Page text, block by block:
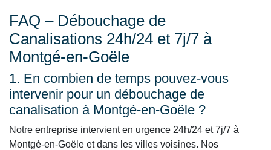
FAQ – Débouchage de
Canalisations 24h/24 et 7j/7 à
Montgé-en-Goële
1. En combien de temps pouvez-vous
intervenir pour un débouchage de
canalisation à Montgé-en-Goële ?
Notre entreprise intervient en urgence 24h/24 et 7j/7 à
Montgé-en-Goële et dans les villes voisines. Nos